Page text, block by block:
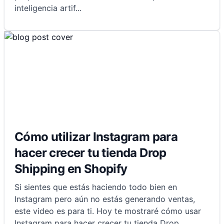
inteligencia artif...
Cómo utilizar Instagram para
hacer crecer tu tienda Drop
Shipping en Shopify
Si sientes que estás haciendo todo bien en
Instagram pero aún no estás generando ventas,
este video es para ti. Hoy te mostraré cómo usar